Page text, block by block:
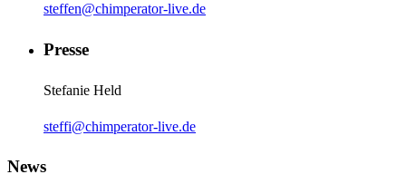
steffen@chimperator-live.de
Presse
Stefanie Held
steffi@chimperator-live.de
News